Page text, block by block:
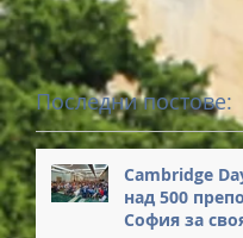
Последни постове:
Cambridge
над 500
София за